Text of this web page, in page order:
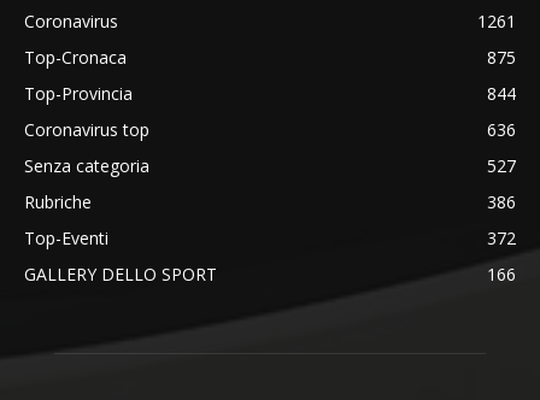
Coronavirus
1261
Top-Cronaca
875
Top-Provincia
844
Coronavirus top
636
Senza categoria
527
Rubriche
386
Top-Eventi
372
GALLERY DELLO SPORT
166